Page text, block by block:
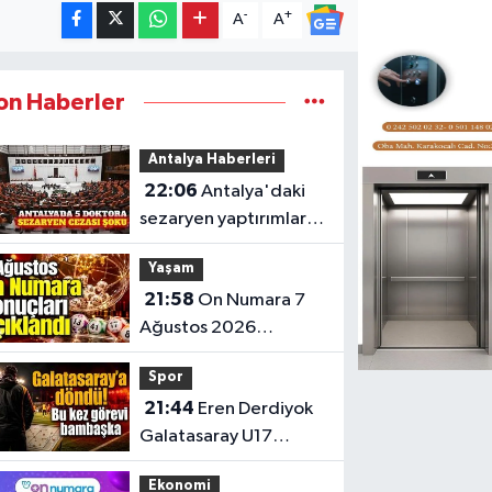
A- A+
Haberler
Antalya Haberleri
22:06 Antalya'daki
sezaryen yaptırımları
Meclis gündeminde
Yaşam
21:58
Ağustos 2026
sonuçları: İşte kazanan
numaralar
Spor
21:44
Galatasaray U17
teknik sorumlusu oldu
Ekonomi